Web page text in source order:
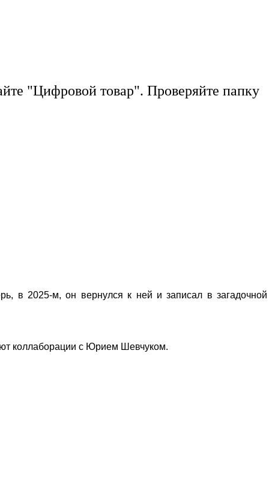
"Цифровой товар". Проверяйте папку
в 2025-м, он вернулся к ней и записал в загадочной
коллаборации с Юрием Шевчуком.